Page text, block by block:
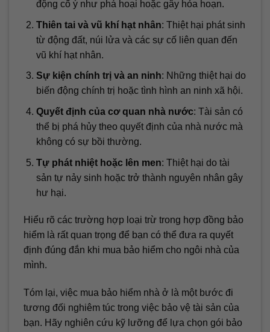
động cố ý như phá hoại hoặc gây hỏa hoạn.
Thiên tai và vũ khí hạt nhân: Thiệt hại phát sinh
từ động đất, núi lửa và các sự cố liên quan đến
vũ khí hạt nhân.
Sự kiện chính trị và an ninh: Những thiệt hại do
biến động chính trị hoặc tình hình an ninh xã hội.
Quyết định của cơ quan nhà nước: Tài sản có
thể bị phá hủy theo quyết định của nhà nước mà
không có sự bồi thường.
Tự phát nhiệt hoặc lên men: Thiệt hại do tài
sản tự nảy sinh hoặc trở thành nguyên nhân gây
hư hại.
Hiểu rõ các trường hợp loại trừ trong hợp đồng bảo
hiểm là rất quan trọng để bạn có thể đưa ra quyết
định đúng đắn khi mua bảo hiểm cho ngôi nhà của
mình.
Tóm lại, việc mua bảo hiểm nhà ở là một bước đi
tương đối nghiêm túc trong việc bảo vệ tài sản của
bạn. Hãy nghiên cứu kỹ lưỡng để lựa chọn gói bảo